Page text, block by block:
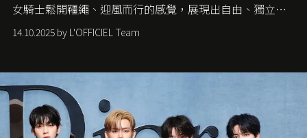
女騎士鬆開韁繩、迎風而行的感覺，展現出自由、獨立與
從容的態度。
14.10.2025 by L'OFFICIEL Team